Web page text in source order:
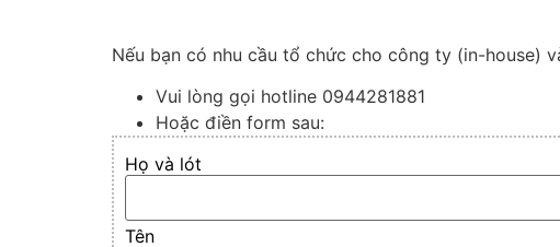
Nếu bạn có nhu cầu tổ chức cho công ty (in-house)
Vui lòng gọi hotline 0944281881
Hoặc điền form sau:
Họ và lót
Tên